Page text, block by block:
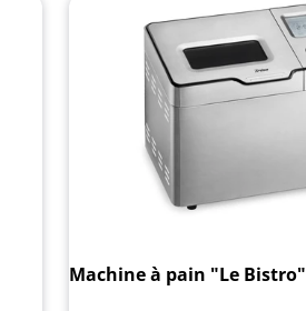
Machine à pain "Le Bistro"